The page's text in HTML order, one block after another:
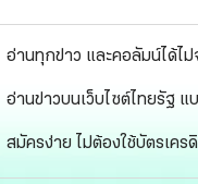
อ่านทุกข่าว และคอลัมน์ได้ไ
อ่านข่าวบนเว็บไซต์ไทยรัฐ
สมัครง่าย ไม่ต้องใช้บัตรเคร